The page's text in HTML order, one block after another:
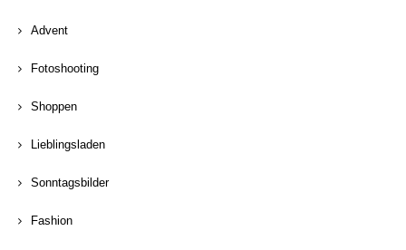
Advent
Fotoshooting
Shoppen
Lieblingsladen
Sonntagsbilder
Fashion